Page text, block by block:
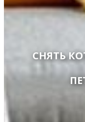
СНЯТЬ